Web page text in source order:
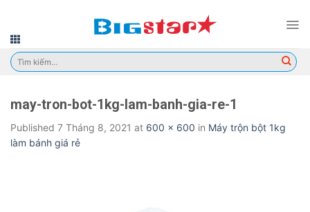
content
Tìm
kiếm:
may-tron-bot-1kg-lam-banh-gia-re-1
Published 7 Tháng 8, 2021 at 600 × 600 in Máy trộn bột 1kg
làm bánh giá rẻ